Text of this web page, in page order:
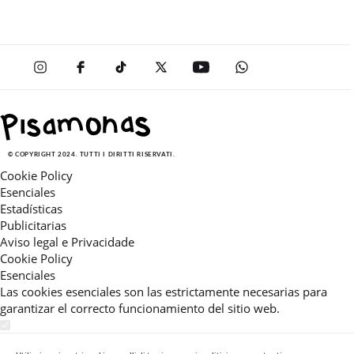
© COPYRIGHT 2024. TUTTI I DIRITTI RISERVATI.
Cookie Policy
Esenciales
Estadísticas
Publicitarias
Aviso legal e Privacidade
Cookie Policy
Esenciales
Las cookies esenciales son las estrictamente necesarias para
garantizar el correcto funcionamiento del sitio web.